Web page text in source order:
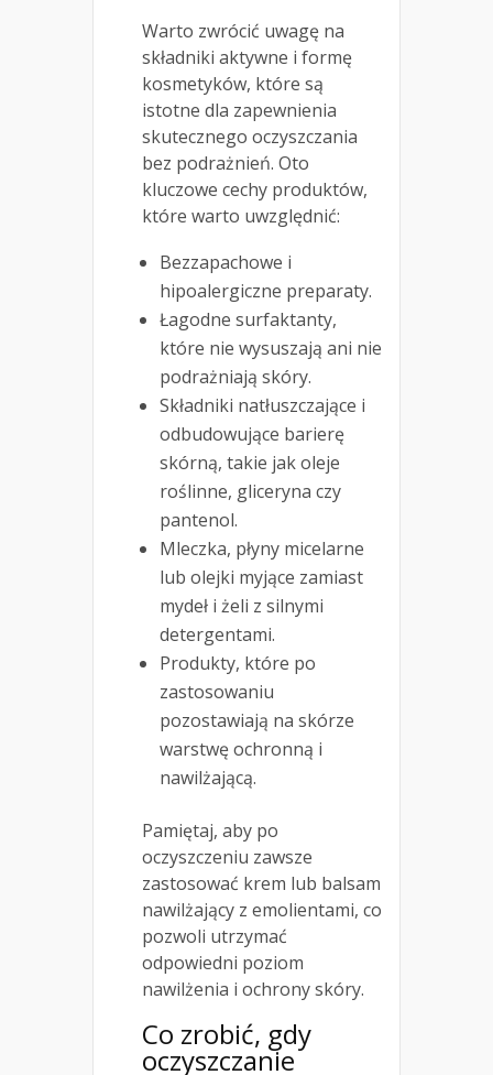
Warto zwrócić uwagę na
składniki aktywne i formę
kosmetyków, które są
istotne dla zapewnienia
skutecznego oczyszczania
bez podrażnień. Oto
kluczowe cechy produktów,
które warto uwzględnić:
Bezzapachowe i
hipoalergiczne preparaty.
Łagodne surfaktanty,
które nie wysuszają ani nie
podrażniają skóry.
Składniki natłuszczające i
odbudowujące barierę
skórną, takie jak oleje
roślinne, gliceryna czy
pantenol.
Mleczka, płyny micelarne
lub olejki myjące zamiast
mydeł i żeli z silnymi
detergentami.
Produkty, które po
zastosowaniu
pozostawiają na skórze
warstwę ochronną i
nawilżającą.
Pamiętaj, aby po
oczyszczeniu zawsze
zastosować krem lub balsam
nawilżający z emolientami, co
pozwoli utrzymać
odpowiedni poziom
nawilżenia i ochrony skóry.
Co zrobić, gdy
oczyszczanie